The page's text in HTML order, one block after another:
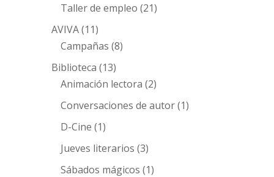
Taller de empleo (21)
AVIVA(11)
Campañas (8)
Biblioteca (13)
Animación lectora (2)
Conversaciones de autor(1)
D-Cine (1)
Jueves literarios (3)
Sábados mágicos (1)